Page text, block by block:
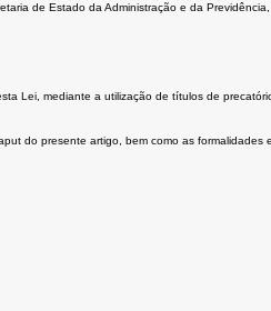
de Estado da Administração e da
Lei, mediante a utilização de títulos de
do presente artigo, bem como as formalidades